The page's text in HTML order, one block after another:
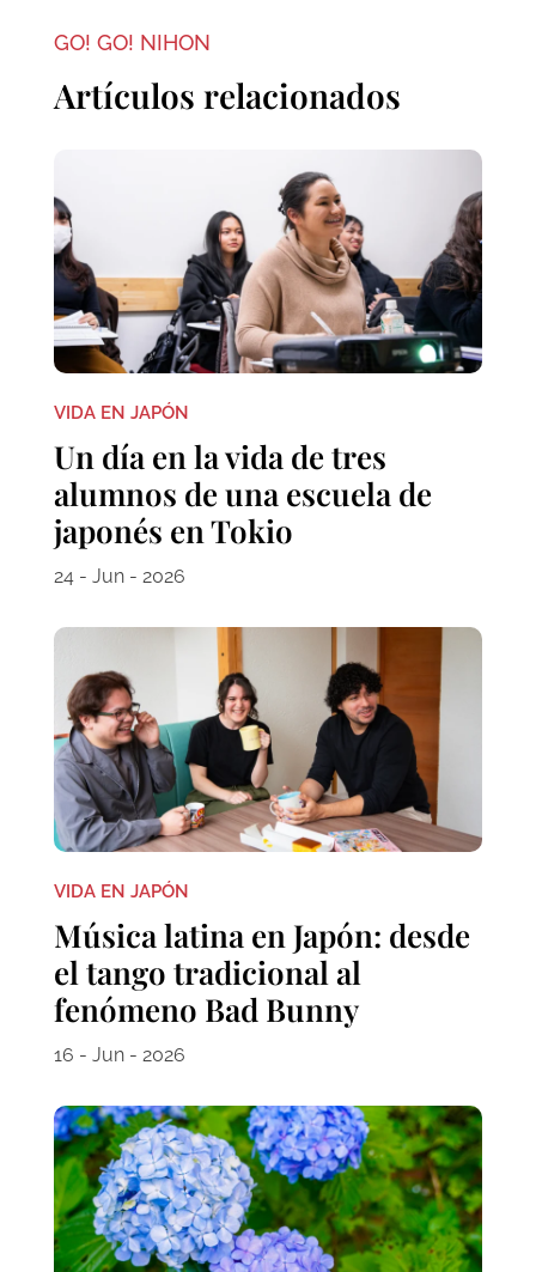
GO! GO! NIHON
Artículos relacionados
VIDA EN JAPÓN
Un día en la vida de tres
alumnos de una escuela de
japonés en Tokio
24 - Jun - 2026
VIDA EN JAPÓN
Música latina en Japón: desde
el tango tradicional al
fenómeno Bad Bunny
16 - Jun - 2026